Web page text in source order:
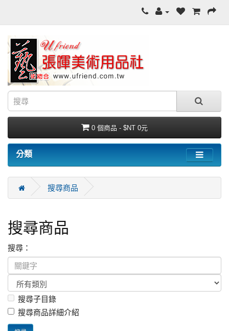
0 個商品 - $NT 0元
分類
搜尋商品
搜尋商品
搜尋：
搜尋子目錄
搜尋商品詳細介紹